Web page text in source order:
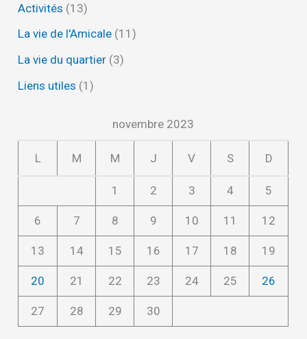
Activités (13)
La vie de l'Amicale (11)
La vie du quartier (3)
Liens utiles (1)
novembre 2023
L M M J V S D
1 2 3 4 5
6 7 8 9 10 11 12
13 14 15 16 17 18 19
20 21 22 23 24 25 26
27 28 29 30